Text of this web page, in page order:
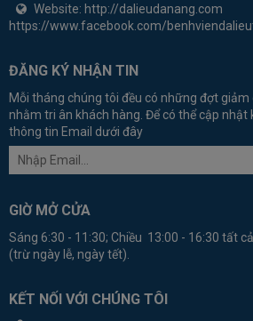
Website: http://dalieudanang.com
https://www.facebook.com/
ĐĂNG KÝ NHẬN TIN
Mỗi tháng chúng tôi đều có những đợt
nhằm tri ân khách hàng. Để có thể cập nhật
thông tin Email dưới đây
GIỜ MỞ CỬA
Sáng 6:30 - 11:30; Chiều 13:00 - 16:30 tất
(trừ ngày lễ, ngày tết).
KẾT NỐI VỚI CHÚNG TÔI